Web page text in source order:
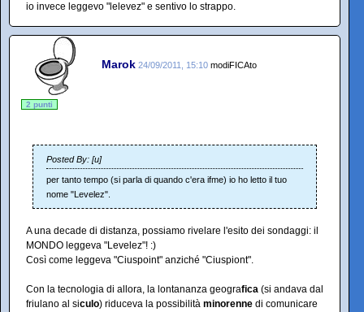
io invece leggevo "lelevez" e sentivo lo strappo.
Marok 24/09/2011, 15:10 modiFICAto
2 punti
Posted By: [u]
per tanto tempo (si parla di quando c'era ifme) io ho letto il tuo
nome "Levelez".
A una decade di distanza, possiamo rivelare l'esito dei sondaggi: il
MONDO leggeva "Levelez"! :)
Così come leggeva "Ciuspoint" anziché "Ciuspiont".
Con la tecnologia di allora, la lontananza geografica (si andava dal
friulano al siculo) riduceva la possibilità minorenne di comunicare